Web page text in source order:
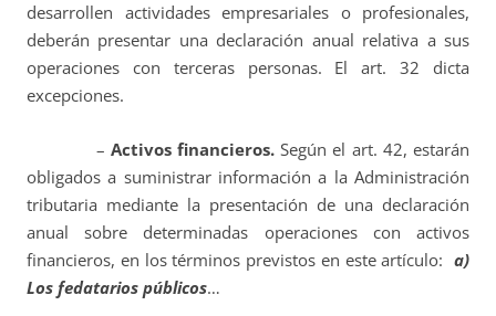
desarrollen actividades empresariales o profesionales,
deberán presentar una declaración anual relativa a sus
operaciones con terceras personas. El art. 32 dicta
excepciones.
– Activos financieros.Según el art. 42, estarán
obligados a suministrar información a la Administración
tributaria mediante la presentación de una declaración
anual sobre determinadas operaciones con activos
financieros, en los términos previstos en este artículo: a)
Los fedatarios públicos…